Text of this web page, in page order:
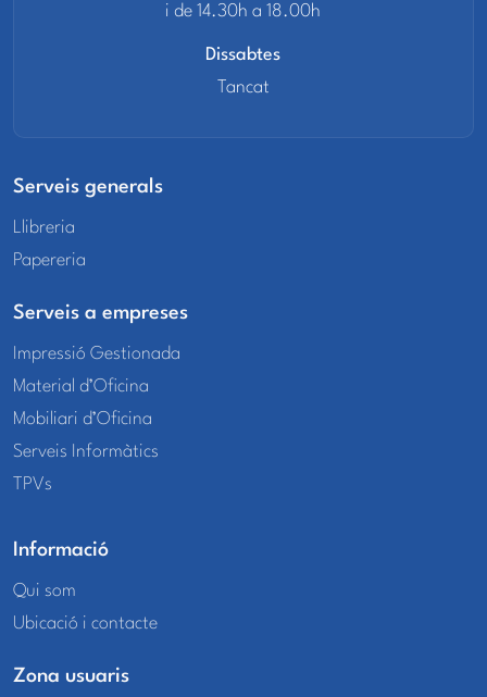
i de 14.30h a 18.00h
Dissabtes
Tancat
Serveis generals
Llibreria
Papereria
Serveis a empreses
Impressió Gestionada
Material d’Oficina
Mobiliari d’Oficina
Serveis Informàtics
TPVs
Informació
Qui som
Ubicació i contacte
Zona usuaris